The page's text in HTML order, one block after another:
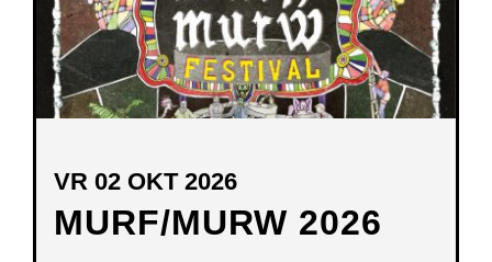
MURF/MURW 2026
VR 02 OKT 2026